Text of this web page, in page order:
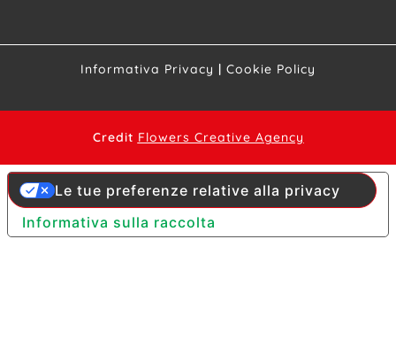
Informativa Privacy | Cookie Policy
Credit Flowers Creative Agency
Informativa sulla raccolta
Le tue preferenze relative alla privacy